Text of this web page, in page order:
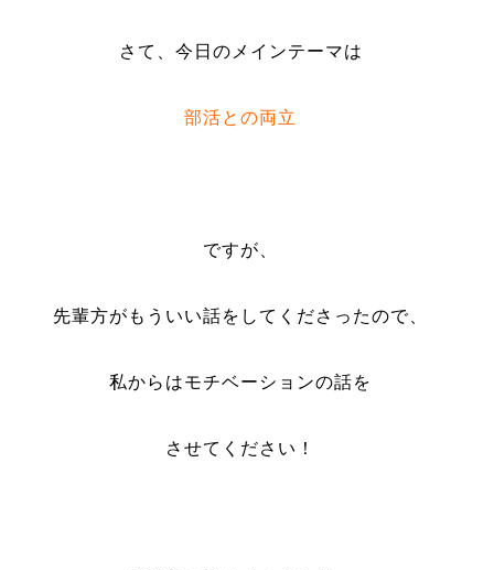
さて、今日のメインテーマは
部活との両立
ですが、
先輩方がもういい話をしてくださったので、
私からはモチベーションの話を
させてください！